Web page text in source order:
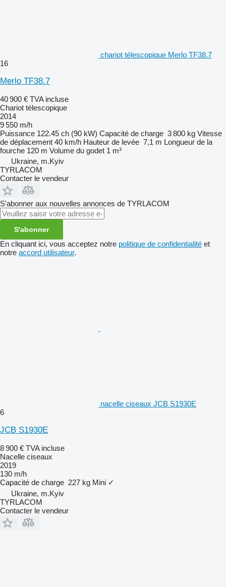
chariot télescopique Merlo TF38.7
16
Merlo TF38.7
40 900 € TVA incluse
Chariot télescopique
2014
9 550 m/h
Puissance 122.45 ch (90 kW) Capacité de charge 3 800 kg Vitesse
de déplacement 40 km/h Hauteur de levée 7,1 m Longueur de la
fourche 120 m Volume du godet 1 m³
Ukraine, m.Kyiv
TYRLACOM
Contacter le vendeur
S'abonner aux nouvelles annonces de TYRLACOM
S'abonner
En cliquant ici, vous acceptez notre politique de confidentialité et
notre accord utilisateur.
nacelle ciseaux JCB S1930E
6
JCB S1930E
8 900 € TVA incluse
Nacelle ciseaux
2019
130 m/h
Capacité de charge 227 kg Mini ✓
Ukraine, m.Kyiv
TYRLACOM
Contacter le vendeur